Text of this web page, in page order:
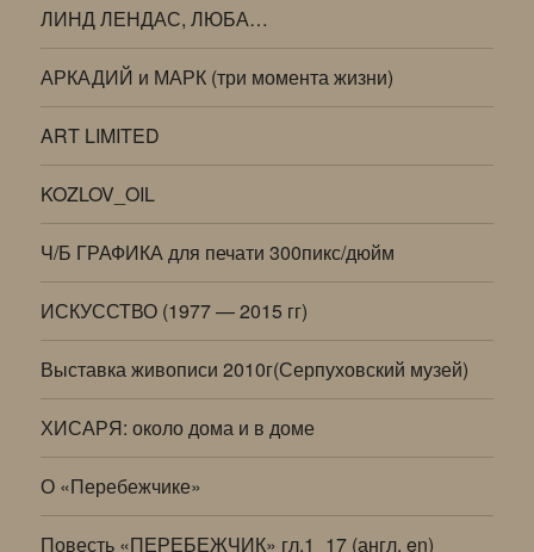
ЛИНД ЛЕНДАС, ЛЮБА…
АРКАДИЙ и МАРК (три момента жизни)
ART LIMITED
KOZLOV_OIL
Ч/Б ГРАФИКА для печати 300пикс/дюйм
ИСКУССТВО (1977 — 2015 гг)
Выставка живописи 2010г(Серпуховский музей)
ХИСАРЯ: около дома и в доме
О «Перебежчике»
Повесть «ПЕРЕБЕЖЧИК» гл.1_17 (англ. en)